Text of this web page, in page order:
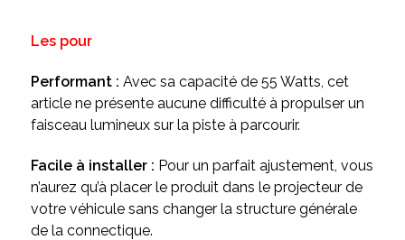
Les pour
Performant : Avec sa capacité de 55 Watts, cet
article ne présente aucune difficulté à propulser un
faisceau lumineux sur la piste à parcourir.
Facile à installer : Pour un parfait ajustement, vous
n’aurez qu’à placer le produit dans le projecteur de
votre véhicule sans changer la structure générale
de la connectique.